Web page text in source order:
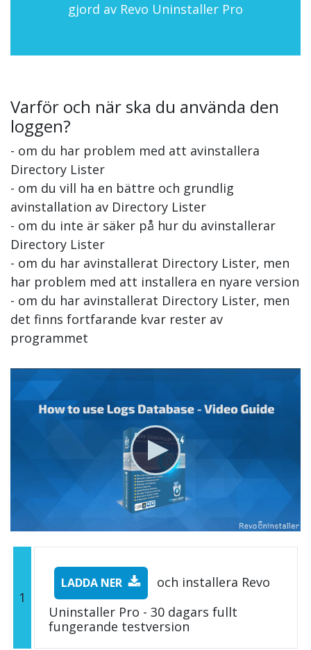
gjord av Revo Uninstaller Pro
Varför och när ska du använda den
loggen?
- om du har problem med att avinstallera
Directory Lister
- om du vill ha en bättre och grundlig
avinstallation av Directory Lister
- om du inte är säker på hur du avinstallerar
Directory Lister
- om du har avinstallerat Directory Lister, men
har problem med att installera en nyare version
- om du har avinstallerat Directory Lister, men
det finns fortfarande kvar rester av
programmet
1
LADDA NER
och installera Revo
Uninstaller Pro - 30 dagars fullt
fungerande testversion